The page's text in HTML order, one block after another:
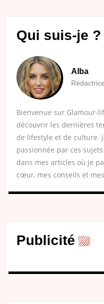
Qui suis-je ?
Alba
Bienvenue sur Glamour-
découvrir les dernières
de lifestyle et de culture.
passionnée par ces
dans mes articles où je
cœur, mes conseils et
Publicité